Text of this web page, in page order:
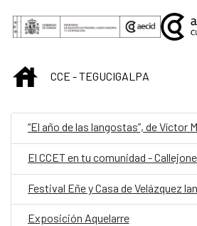
Saltar al contenido principal
INICIOCCE - TEGUCIGALPA
El CCET en tu comunidad -
Exposición Aquelarre